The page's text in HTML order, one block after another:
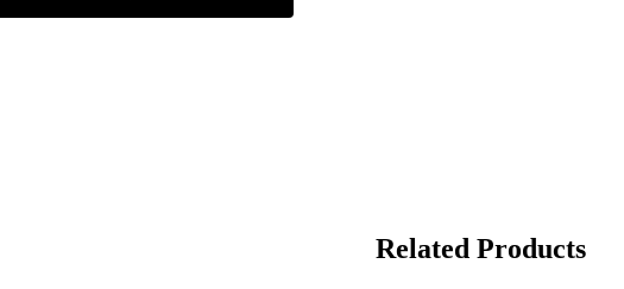
Related Products